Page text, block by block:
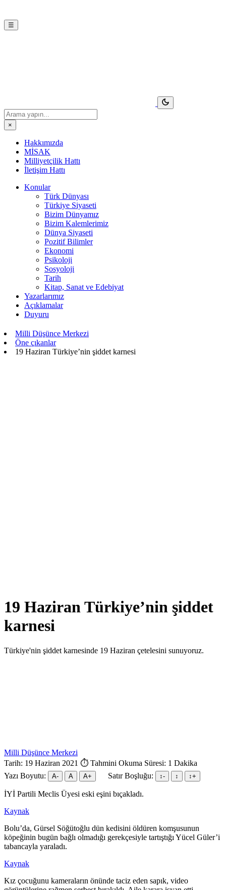
☰
×
Hakkımızda
MİSAK
Milliyetçilik Hattı
İletişim Hattı
Konular
Türk Dünyası
Türkiye Siyaseti
Bizim Dünyamız
Bizim Kalemlerimiz
Dünya Siyaseti
Pozitif Bilimler
Ekonomi
Psikoloji
Sosyoloji
Tarih
Kitap, Sanat ve Edebiyat
Yazarlarımız
Açıklamalar
Duyuru
Milli Düşünce Merkezi
Öne çıkanlar
19 Haziran Türkiye’nin şiddet karnesi
19 Haziran Türkiye’nin şiddet
karnesi
Türkiye'nin şiddet karnesinde 19 Haziran çetelesini sunuyoruz.
Milli Düşünce Merkezi
Tarih: 19 Haziran 2021 ⏱ Tahmini Okuma Süresi: 1 Dakika
Yazı Boyutu:
A- A A+ Satır Boşluğu: ↕︎- ↕︎ ↕︎+
İYİ Partili Meclis Üyesi eski eşini bıçakladı.
Kaynak
Bolu’da, Gürsel Söğütoğlu dün kedisini öldüren komşusunun
köpeğinin bugün bağlı olmadığı gerekçesiyle tartıştığı Yücel Güler’i
tabancayla yaraladı.
Kaynak
Kız çocuğunu kameraların önünde taciz eden sapık, video